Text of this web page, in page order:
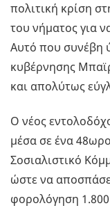
πολιτική κρίση
του νήματος για
Αυτό που συνέβη
κυβέρνησης
και απολύτως
Ο νέος
μέσα σε ένα
Σοσιαλιστικό
ώστε να
φορολόγηση